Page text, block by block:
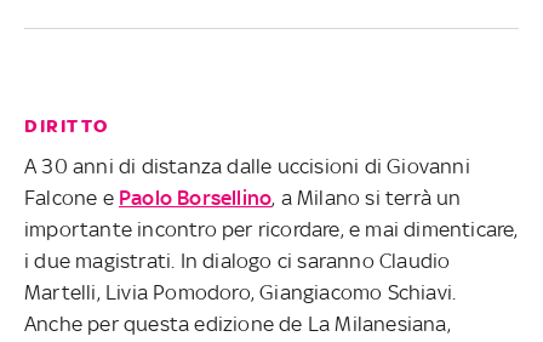
DIRITTO
A 30 anni di distanza dalle uccisioni di Giovanni
Falcone e Paolo Borsellino, a Milano si terrà un
importante incontro per ricordare, e mai dimenticare,
i due magistrati. In dialogo ci saranno Claudio
Martelli, Livia Pomodoro, Giangiacomo Schiavi.
Anche per questa edizione de La Milanesiana,